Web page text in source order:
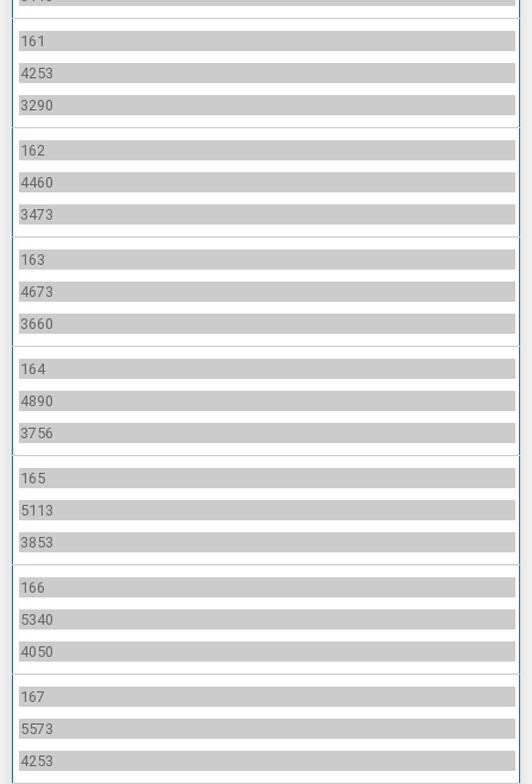
161
4253
3290
162
4460
3473
163
4673
3660
164
4890
3756
165
5113
3853
166
5340
4050
167
5573
4253